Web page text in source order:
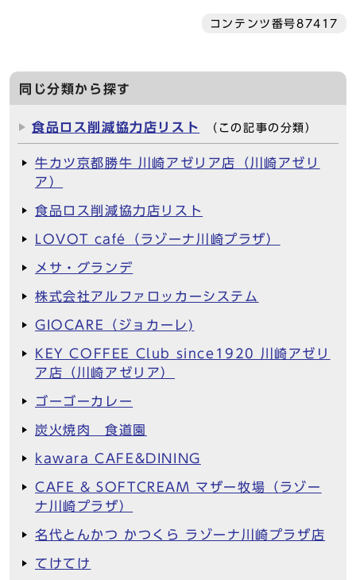
コンテンツ番号87417
同じ分類から探す
食品ロス削減協力店リスト （この記事の分類）
牛カツ京都勝牛 川崎アゼリア店（川崎アゼリ
ア）
食品ロス削減協力店リスト
LOVOT café（ラゾーナ川崎プラザ）
メサ・グランデ
株式会社アルファロッカーシステム
GIOCARE（ジョカーレ)
KEY COFFEE Club since1920 川崎アゼリ
ア店（川崎アゼリア）
ゴーゴーカレー
炭火焼肉 食道園
kawara CAFE&DINING
CAFE & SOFTCREAM マザー牧場（ラゾー
ナ川崎プラザ）
名代とんかつ かつくら ラゾーナ川崎プラザ店
てけてけ